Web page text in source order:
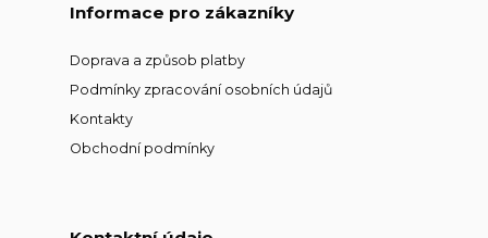
Informace pro zákazníky
Doprava a způsob platby
Podmínky zpracování osobních údajů
Kontakty
Obchodní podmínky